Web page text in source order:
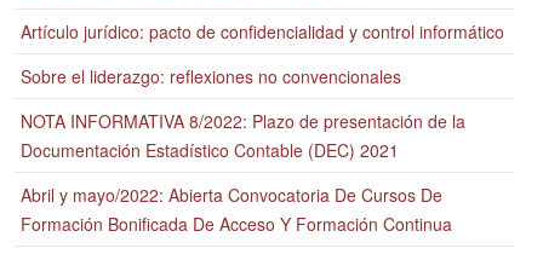
Artículo jurídico: pacto de confidencialidad y control informático
Sobre el liderazgo: reflexiones no convencionales
NOTA INFORMATIVA 8/2022: Plazo de presentación de la
Documentación Estadístico Contable (DEC) 2021
Abril y mayo/2022: Abierta Convocatoria De Cursos De
Formación Bonificada De Acceso Y Formación Continua